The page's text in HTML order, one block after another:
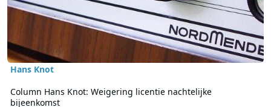
Hans Knot
Column Hans Knot: Weigering licentie nachtelijke
bijeenkomst